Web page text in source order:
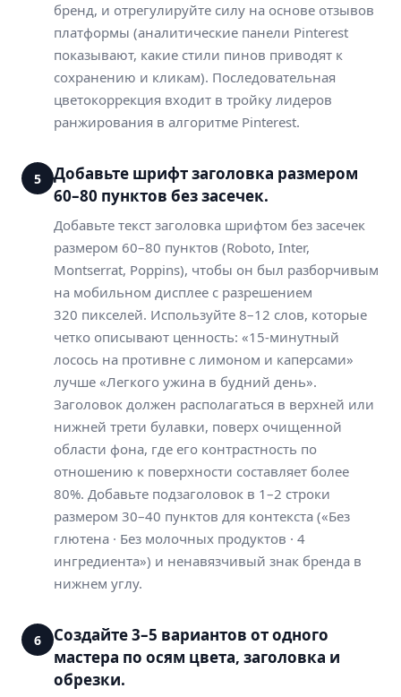
бренд, и отрегулируйте силу на основе отзывов
платформы (аналитические панели Pinterest
показывают, какие стили пинов приводят к
сохранению и кликам). Последовательная
цветокоррекция входит в тройку лидеров
ранжирования в алгоритме Pinterest.
5
Добавьте шрифт заголовка размером
60–80 пунктов без засечек.
Добавьте текст заголовка шрифтом без засечек
размером 60–80 пунктов (Roboto, Inter,
Montserrat, Poppins), чтобы он был разборчивым
на мобильном дисплее с разрешением
320 пикселей. Используйте 8–12 слов, которые
четко описывают ценность: «15-минутный
лосось на противне с лимоном и каперсами»
лучше «Легкого ужина в будний день».
Заголовок должен располагаться в верхней или
нижней трети булавки, поверх очищенной
области фона, где его контрастность по
отношению к поверхности составляет более
80%. Добавьте подзаголовок в 1–2 строки
размером 30–40 пунктов для контекста («Без
глютена · Без молочных продуктов · 4
ингредиента») и ненавязчивый знак бренда в
нижнем углу.
6
Создайте 3–5 вариантов от одного
мастера по осям цвета, заголовка и
обрезки.